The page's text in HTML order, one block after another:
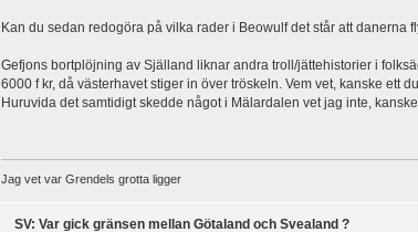
Kan du sedan redogöra på vilka rader i Beowulf det står att danerna
Gefjons bortplöjning av Själland liknar andra troll/jättehistorier i
6000 f kr, då västerhavet stiger in över tröskeln. Vem vet, kanske ett
Huruvida det samtidigt skedde något i Mälardalen vet jag inte,
Jag vet var Grendels grotta ligger
SV: Var gick gränsen mellan Götaland och Svealand ?